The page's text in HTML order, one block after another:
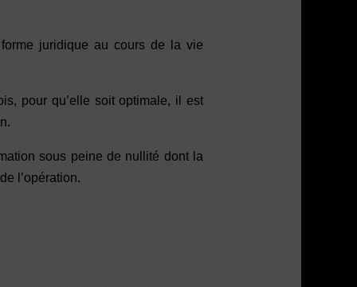
juridique au cours de la vie
pour qu’elle soit optimale, il est
sous peine de nullité dont la
l’opération.